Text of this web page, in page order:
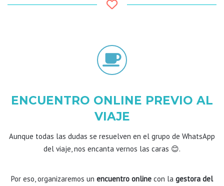
ENCUENTRO ONLINE PREVIO AL
VIAJE
Aunque todas las dudas se resuelven en el grupo de WhatsApp
del viaje, nos encanta vernos las caras 😊.
Por eso, organizaremos un encuentro online con la gestora del